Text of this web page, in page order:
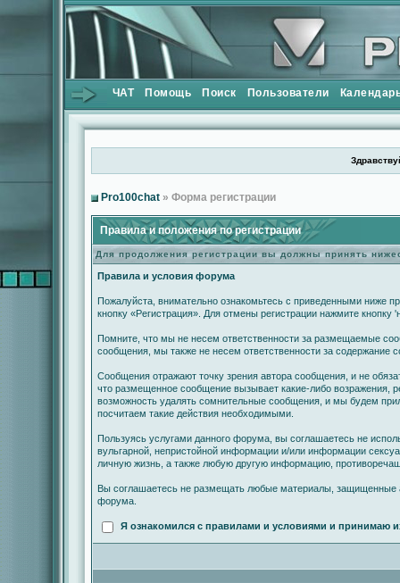
ЧАТ Помощь Поиск Пользователи
Pro100chat » Форма регистрации
Правила и положения по регистрации
Для продолжения регистрации вы должны принять
Правила и условия форума
Пожалуйста, внимательно ознакомьтесь с приведенными ниже
кнопку «Регистрация». Для отмены регистрации нажмите кнопку
Помните, что мы не несем ответственности за размещаемые
сообщения, мы также не несем ответственности за содержание
Сообщения отражают точку зрения автора сообщения, и не
что размещенное сообщение вызывает какие-либо возражения,
возможность удалять сомнительные сообщения, и мы будем
посчитаем такие действия необходимыми.
Пользуясь услугами данного форума, вы соглашаетесь не
вульгарной, непристойной информации и/или информации
личную жизнь, а также любую другую информацию,
Вы соглашаетесь не размещать любые материалы, защищенные
форума.
Я ознакомился с правилами и условиями и принимаю